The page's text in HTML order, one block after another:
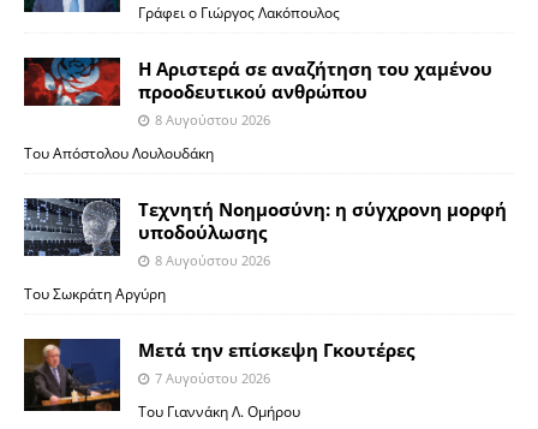
Γράφει ο Γιώργος Λακόπουλος
Η Αριστερά σε αναζήτηση του χαμένου
προοδευτικού ανθρώπου
8 Αυγούστου 2026
Του Απόστολου Λουλουδάκη
Τεχνητή Νοημοσύνη: η σύγχρονη μορφή
υποδούλωσης
8 Αυγούστου 2026
Του Σωκράτη Αργύρη
Μετά την επίσκεψη Γκουτέρες
7 Αυγούστου 2026
Του Γιαννάκη Λ. Ομήρου